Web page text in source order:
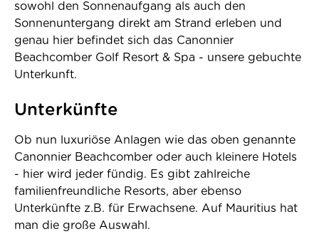
sowohl den Sonnenaufgang als auch den
Sonnenuntergang direkt am Strand erleben und
genau hier befindet sich das Canonnier
Beachcomber Golf Resort & Spa - unsere gebuchte
Unterkunft.
Unterkünfte
Ob nun luxuriöse Anlagen wie das oben genannte
Canonnier Beachcomber oder auch kleinere Hotels
- hier wird jeder fündig. Es gibt zahlreiche
familienfreundliche Resorts, aber ebenso
Unterkünfte z.B. für Erwachsene. Auf Mauritius hat
man die große Auswahl.